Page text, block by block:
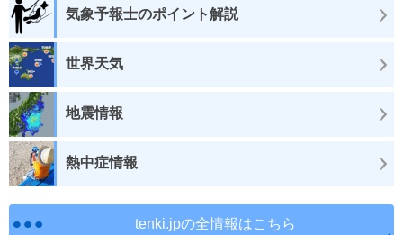
気象予報士のポイント解説
世界天気
地震情報
熱中症情報
tenki.jpの全情報はこちら